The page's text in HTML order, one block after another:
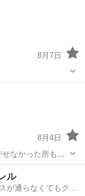
8月7日
8月4日
なかった所もあ
ル
が通らなくてもクル